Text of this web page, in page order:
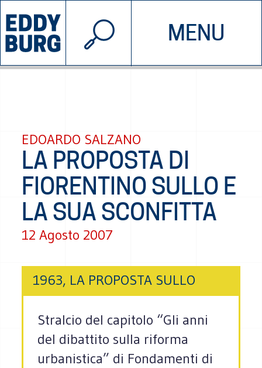
MENU
INIZIATIVE CHI SIAMO
© 2026 EDDYBURG
EDOARDO SALZANO
LA PROPOSTA DI
FIORENTINO SULLO E
LA SUA SCONFITTA
12 Agosto 2007
1963, LA PROPOSTA SULLO
Stralcio del capitolo “Gli anni
del dibattito sulla riforma
urbanistica” di Fondamenti di